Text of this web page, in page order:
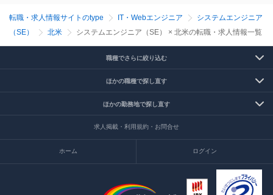
転職・求人情報サイトのtype IT・Webエンジニア
システムエンジニア
（SE）
北米 システムエンジニア（SE） × 北米の転職・求人情報一覧
職種でさらに絞り込む
ほかの職種で探し直す
ほかの勤務地で探し直す
求人掲載・利用規約・お問合せ
ホーム ログイン